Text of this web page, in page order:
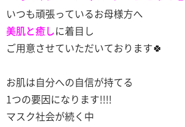
いつも頑張っているお母様方へ
美肌と癒しに着目し
ご用意させていただいております🍀
お肌は自分への自信が持てる
1つの要因になります!!!!
マスク社会が続く中